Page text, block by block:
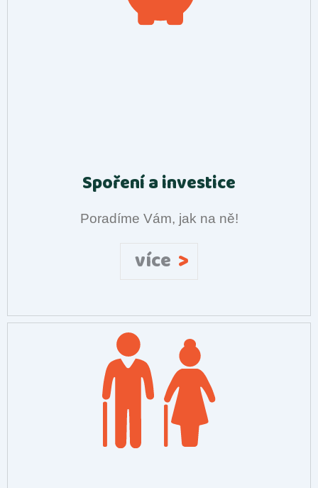
Spoření a investice
Poradíme Vám, jak na ně!
více >